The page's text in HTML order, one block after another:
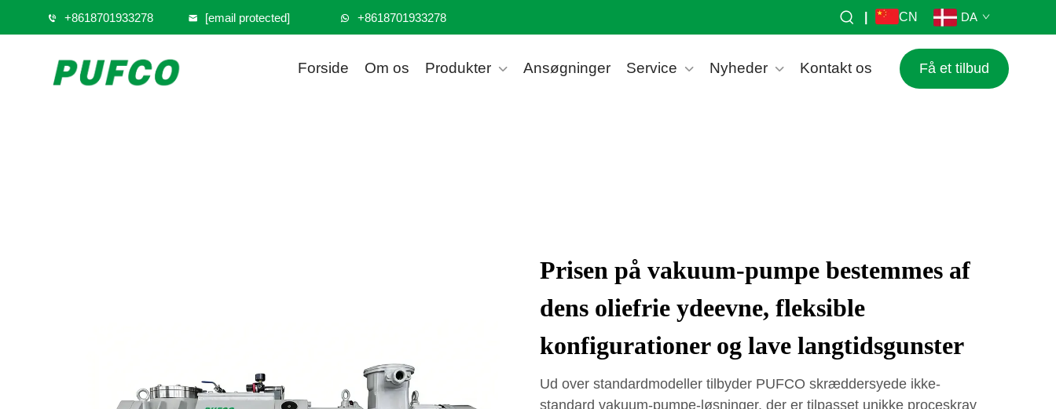
+8618701933278 [email protected] +8618701933278 CN DA
Forside Om os Produkter Ansøgninger Service Nyheder Kontakt os Få et tilbud
Prisen på vakuum-pumpe bestemmes af
dens oliefrie ydeevne, fleksible
konfigurationer og lave langtidsgunster
Ud over standardmodeller tilbyder PUFCO skræddersyede ikke-
standard vakuum-pumpe-løsninger, der er tilpasset unikke proceskrav